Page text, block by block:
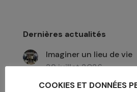
Dernières actualités
Imaginer un lieu de vie
29 juillet 2026
Un bar dans un EHPAD
COOKIES ET DONNÉES